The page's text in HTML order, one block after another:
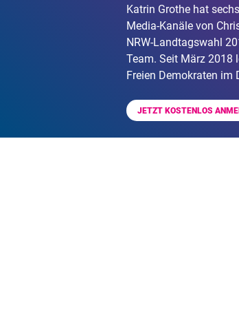
Katrin Grothe hat
Media-Kanäle von
NRW-Landtagswahl
Team. Seit März 2018
Freien Demokraten im
JETZT KOSTENLOS